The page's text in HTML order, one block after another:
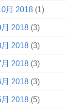
月 2018 (1)
月 2018 (3)
月 2018 (3)
月 2018 (3)
月 2018 (3)
月 2018 (5)